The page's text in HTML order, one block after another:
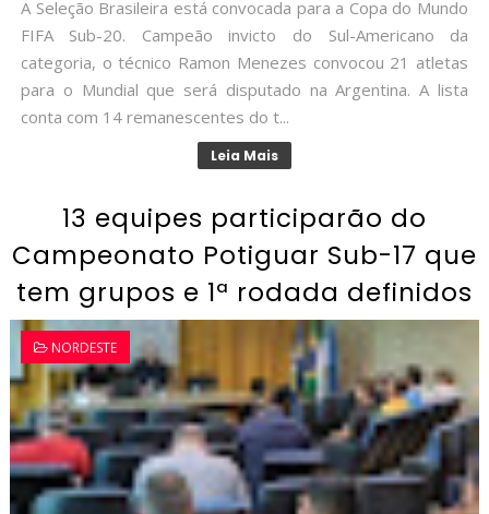
A Seleção Brasileira está convocada para a Copa do Mundo
FIFA Sub-20. Campeão invicto do Sul-Americano da
categoria, o técnico Ramon Menezes convocou 21 atletas
para o Mundial que será disputado na Argentina. A lista
conta com 14 remanescentes do t...
Leia Mais
13 equipes participarão do
Campeonato Potiguar Sub-17 que
tem grupos e 1ª rodada definidos
NORDESTE